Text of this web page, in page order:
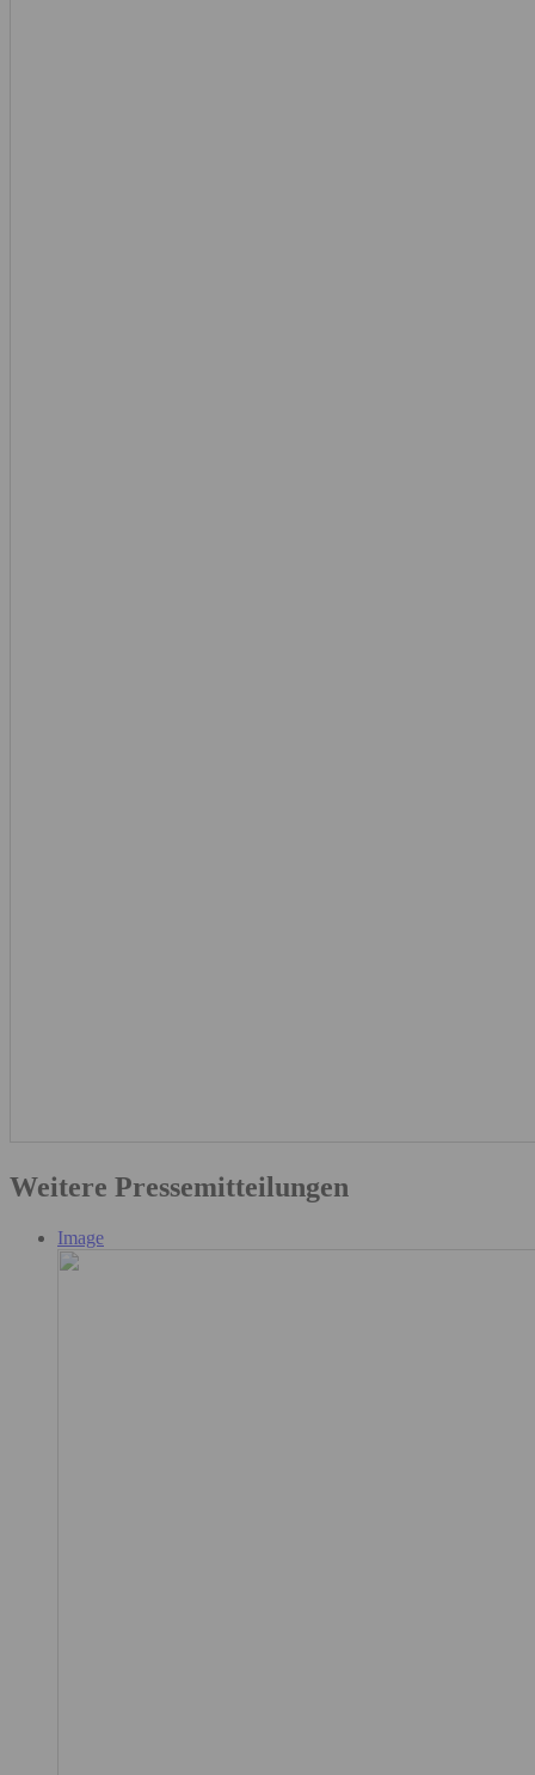
Weitere Pressemitteilungen
Image